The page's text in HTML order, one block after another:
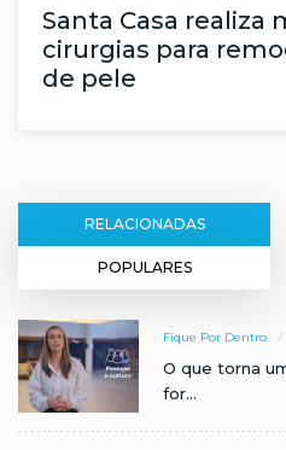
Santa Casa realiza
cirurgias para
de pele
RELACIONADAS
POPULARES
Fique Por Dentro
O que torna
for...